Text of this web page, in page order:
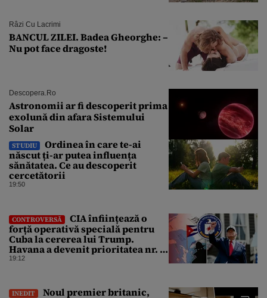
Râzi Cu Lacrimi
BANCUL ZILEI. Badea Gheorghe: –
Nu pot face dragoste!
Descopera.ro
Astronomii ar fi descoperit prima
exolună din afara Sistemului
Solar
STUDIU
Ordinea în care te-ai
născut ți-ar putea influența
sănătatea. Ce au descoperit
cercetătorii
19:50
CONTROVERSĂ
CIA înființează o
forță operativă specială pentru
Cuba la cererea lui Trump.
Havana a devenit prioritatea nr. 1
alături de China, Iran și Rusia
19:12
INEDIT
Noul premier britanic,